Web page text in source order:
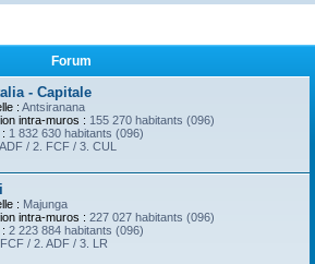
Forum
- Capitale
: Antsiranana
intra-muros : 155 270 habitants (096)
1 832 630 habitants (096)
/ 2. FCF / 3. CUL
: Majunga
intra-muros : 227 027 habitants (096)
2 223 884 habitants (096)
/ 2. ADF / 3. LR